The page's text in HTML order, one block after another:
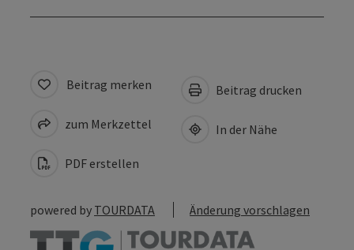
Beitrag merken
zum Merkzettel
PDF erstellen
Beitrag drucken
In der Nähe
powered by TOURDATA Änderung vorschlagen